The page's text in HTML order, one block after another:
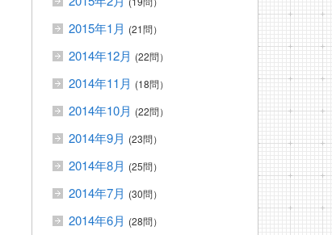
2015年1月 (21問）
2014年12月 (22問）
2014年11月 (18問）
2014年10月 (22問）
2014年9月 (23問）
2014年8月 (25問）
2014年7月 (30問）
2014年6月 (28問）